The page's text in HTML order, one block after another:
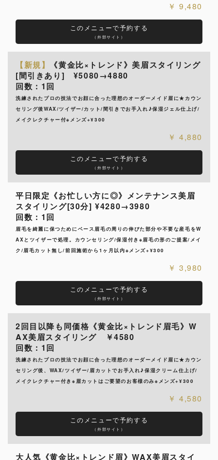
9,480
このメニューで予約する
（外部サイト）
【新規】
《黄金比×トレンド》美眉スタイリング
[間引きあり] ¥5080→4880
回数：1回
洗練されたプロの技法でお顔に合った理想のオーダーメイド眉に★カウン
セリング後WAX/ツイザー/カット/間引きでお手入れ♪保湿ジェル仕上げ/
メイクレクチャー付※メンズ+¥300
4,880
このメニューで予約する
（外部サイト）
平日限定《お忙しい方に◎》メンテナンス美眉
スタイリング[30分] ¥4280→3980
回数：1回
眉毛を綺麗に保つためにベース眉毛の周りの伸びた部分や不要な産毛をW
AXとツイザーで処理。カウンセリング/保湿付き※眉毛の形のご提案/メイ
ク/眉毛カット無し/前回施術から1ヶ月以内※メンズ+¥300
3,980
このメニューで予約する
（外部サイト）
2回目以降も同価格《黄金比×トレンド眉毛》W
AX美眉スタイリング ￥4580
回数：1回
洗練されたプロの技法でお顔に合った理想のオーダーメイド眉に★カウン
セリング後、WAX/ツイザー/眉カットでお手入れ♪保湿クリーム仕上げ/
メイクレクチャー付き※眉カットはご要望のお客様のみ※メンズ+¥300
4,580
このメニューで予約する
（外部サイト）
大人気《黄金比×トレンド眉》WAX美眉スタイ